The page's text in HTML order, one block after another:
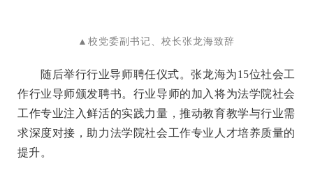
▲校党委副书记、校长张龙海致辞
随后举行行业导师聘任仪式。张龙海为15位社会工
作行业导师颁发聘书。行业导师的加入将为法学院社会
工作专业注入鲜活的实践力量，推动教育教学与行业需
求深度对接，助力法学院社会工作专业人才培养质量的
提升。